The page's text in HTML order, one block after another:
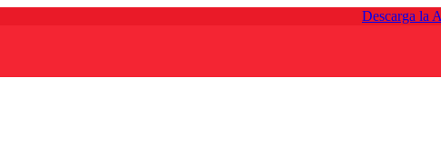
Descarga la